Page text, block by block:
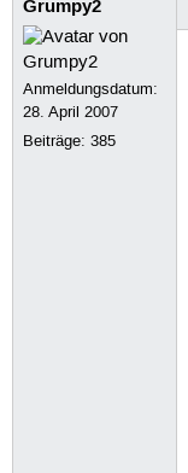
Grumpy2
Anmeldungsdatum:
28. April 2007
Beiträge:385